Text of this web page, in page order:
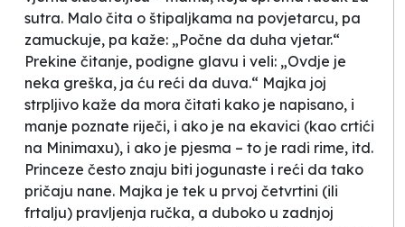
sutra. Malo čita o štipaljkama na povjetarcu, pa
zamuckuje, pa kaže: „Počne da duha vjetar.“
Prekine čitanje, podigne glavu i veli: „Ovdje je
neka greška, ja ću reći da duva.“ Majka joj
strpljivo kaže da mora čitati kako je napisano, i
manje poznate riječi, i ako je na ekavici (kao crtići
na Minimaxu), i ako je pjesma – to je radi rime, itd.
Princeze često znaju biti jogunaste i reći da tako
pričaju nane. Majka je tek u prvoj četvrtini (ili
frtalju) pravljenja ručka, a duboko u zadnjoj